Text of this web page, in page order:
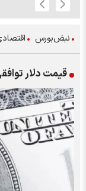
نبض‌بورس
قیمت دلار توافقی